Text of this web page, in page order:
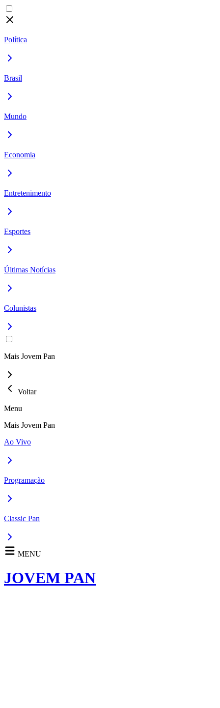
Política
Brasil
Mundo
Economia
Entretenimento
Esportes
Últimas Notícias
Colunistas
Mais Jovem Pan
Voltar
Menu
Mais Jovem Pan
Ao Vivo
Programação
Classic Pan
MENU
JOVEM PAN